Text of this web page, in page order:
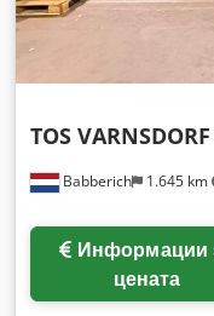
Babberich 1.645 km
TOS VARNSDORF
цената